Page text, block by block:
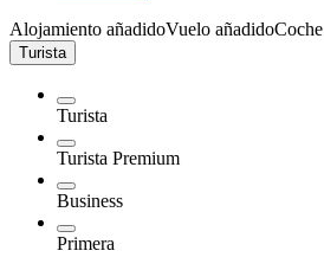
Alojamiento añadidoVuelo añadidoCoche
Turista
Turista
Turista Premium
Business
Primera